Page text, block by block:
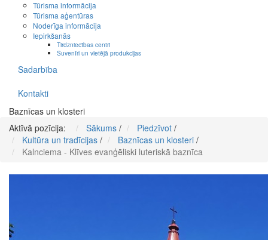
Tūrisma informācija
Tūrisma aģentūras
Noderīga informācija
Iepirkšanās
Tirdzniecības centri
Suvenīri un vietējā produkcijas
Sadarbība
Kontakti
Baznīcas un klosteri
Aktīvā pozīcija:
Sākums / Piedzīvot /
Kultūra un tradīcijas / Baznīcas un klosteri /
Kalnciema - Klīves evanģēliski luteriskā baznīca